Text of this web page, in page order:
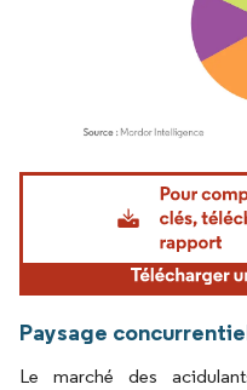
Image © Mordor Intelligence. La
Paysage
Le marché des